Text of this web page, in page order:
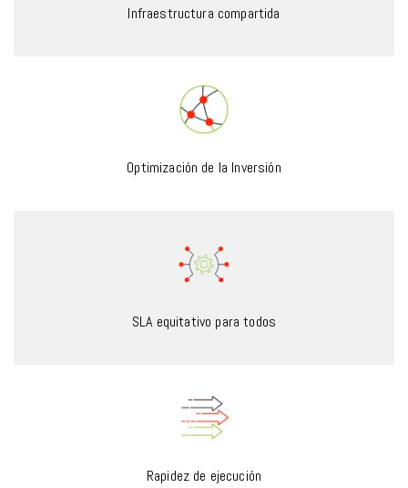
Infraestructura compartida
Optimización de la Inversión
SLA equitativo para todos
Rapidez de ejecución